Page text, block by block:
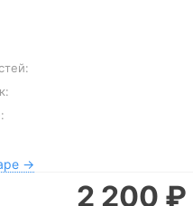
→
2 200 ₽